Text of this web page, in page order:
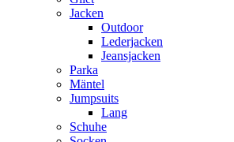
Jacken
Outdoor
Lederjacken
Jeansjacken
Parka
Mäntel
Jumpsuits
Lang
Schuhe